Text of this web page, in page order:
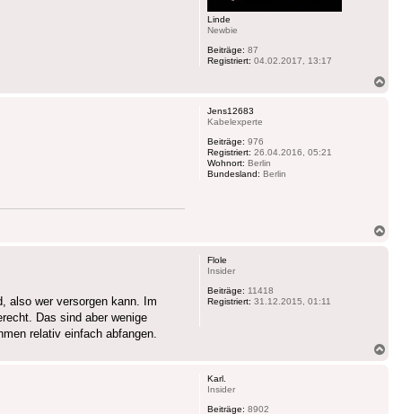
Linde
Newbie
Beiträge: 87
Registriert: 04.02.2017, 13:17
Jens12683
Kabelexperte
Beiträge: 976
Registriert: 26.04.2016, 05:21
Wohnort: Berlin
Bundesland: Berlin
Flole
Insider
Beiträge: 11418
Registriert: 31.12.2015, 01:11
also wer versorgen kann. Im
Das sind aber wenige
relativ einfach abfangen.
Karl.
Insider
Beiträge: 8902